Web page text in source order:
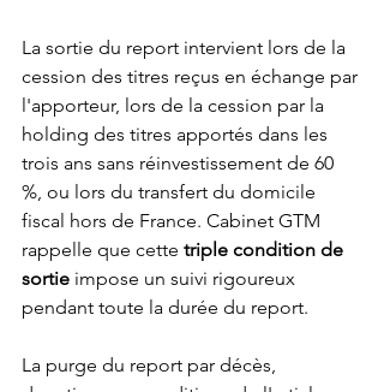
La sortie du report intervient lors de la
cession des titres reçus en échange par
l'apporteur, lors de la cession par la
holding des titres apportés dans les
trois ans sans réinvestissement de 60
%, ou lors du transfert du domicile
fiscal hors de France. Cabinet GTM
rappelle que cette triple condition de
sortie impose un suivi rigoureux
pendant toute la durée du report.
La purge du report par décès,